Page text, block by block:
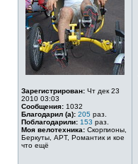
Зарегистрирован: Чт дек 23
2010 03:03
Сообщения: 1032
Благодарил (а): 205 раз.
Поблагодарили: 153 раз.
Моя велотехника: Скорпионы,
Беркуты, АРТ, Романтик и кое
что ещё